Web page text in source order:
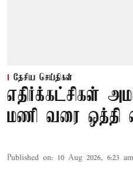
தேசிய செய்திகள்
எதிர்க்கட்சிகள்
மணி வரை ஒத்தி
Published on: 10 Aug 2026, 6:23 am